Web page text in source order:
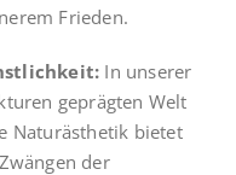
Frieden.
In unserer
geprägten Welt
Naturästhetik bietet
der